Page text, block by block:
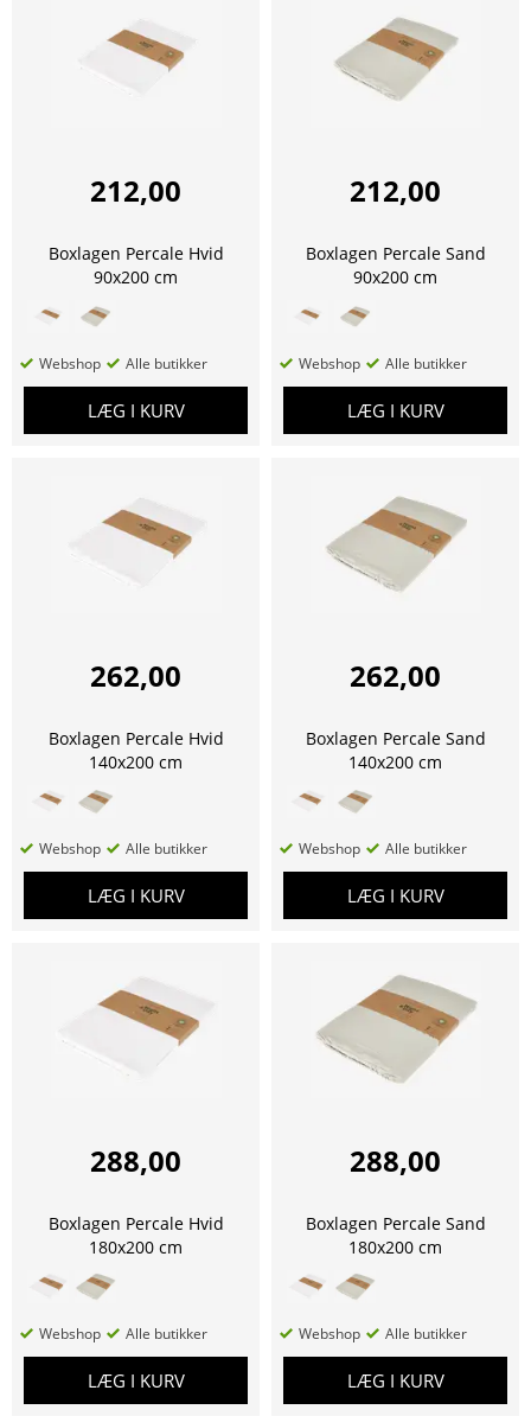
212,00
Boxlagen Percale Hvid
90x200 cm
Webshop Alle butikker
LÆG I KURV
212,00
Boxlagen Percale Sand
90x200 cm
Webshop Alle butikker
LÆG I KURV
262,00
Boxlagen Percale Hvid
140x200 cm
Webshop Alle butikker
LÆG I KURV
262,00
Boxlagen Percale Sand
140x200 cm
Webshop Alle butikker
LÆG I KURV
288,00
Boxlagen Percale Hvid
180x200 cm
Webshop Alle butikker
LÆG I KURV
288,00
Boxlagen Percale Sand
180x200 cm
Webshop Alle butikker
LÆG I KURV